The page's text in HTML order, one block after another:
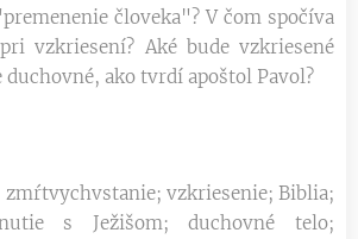
človeka"? V čom spočíva
vzkriesení? Aké bude vzkriesené
duchovné, ako tvrdí apoštol Pavol?
zmŕtvychvstanie; vzkriesenie; Biblia;
s Ježišom; duchovné telo;